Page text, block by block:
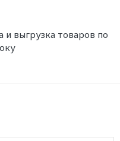
и выгрузка товаров по